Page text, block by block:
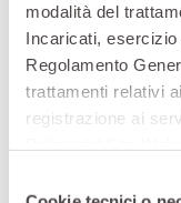
modalità del
Incaricati,
Regolamento
trattamenti relativi
registrazione ai
specifiche per i
Cookie tecnici
Il Sito Web
finalità indicate in
Tutti i cookie